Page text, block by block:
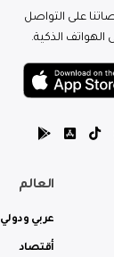
على التواصل
الهواتف الذكية.
العالم
عربي ودولي
أقتصاد